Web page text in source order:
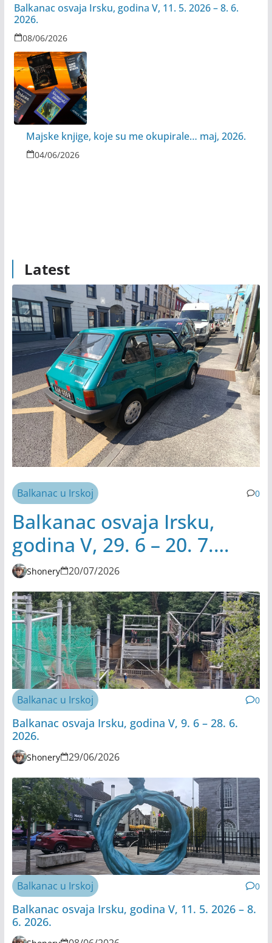
Balkanac osvaja Irsku, godina V, 11. 5. 2026 – 8. 6.
2026.
08/06/2026
Majske knjige, koje su me okupirale… maj, 2026.
04/06/2026
Latest
Balkanac u Irskoj 0
Balkanac osvaja Irsku,
godina V, 29. 6 – 20. 7.
2026.
Shonery 20/07/2026
Balkanac u Irskoj 0
Balkanac osvaja Irsku, godina V, 9. 6 – 28. 6.
2026.
Shonery 29/06/2026
Balkanac u Irskoj 0
Balkanac osvaja Irsku, godina V, 11. 5. 2026 – 8.
6. 2026.